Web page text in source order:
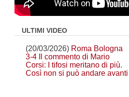
ULTIMI VIDEO
(20/03/2026) Roma Bologna
3-4 Il commento di Mario
Corsi: I tifosi meritano di più.
Così non si può andare avanti